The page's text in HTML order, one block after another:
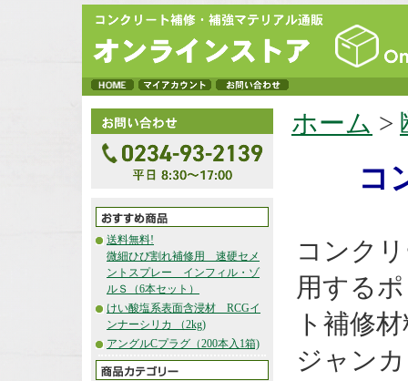
送料無料!
微細ひび割れ補修用 速硬セメ
ントスプレー インフィル・ゾ
ルＳ（6本セット）
けい酸塩系表面含浸材 RCGイ
ンナーシリカ （2kg)
アングルCプラグ（200本入1箱)
ホーム >
コ
コンク
用する
ト補修
ジャン